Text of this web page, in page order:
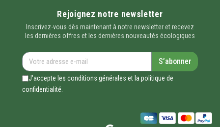
Rejoignez notre newsletter
Inscrivez-vous dès maintenant à notre newsletter et recevez
les dernières offres et les dernières nouveautés écologiques
S’abonner
J'accepte les conditions générales et la politique de
confidentialité.